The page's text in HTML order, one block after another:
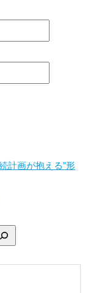
計画が抱える”形